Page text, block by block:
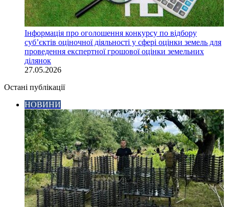
Інформація про оголошення конкурсу по відбору
суб’єктів оціночної діяльності у сфері оцінки земель для
проведення експертної грошової оцінки земельних
ділянок
27.05.2026
Остані публікації
НОВИНИ